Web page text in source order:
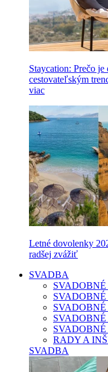
Staycation: Prečo
cestovateľským
viac
Letné dovolenky
radšej zvážiť
SVADBA
SVADOBNÉ
RADY A
SVADBA